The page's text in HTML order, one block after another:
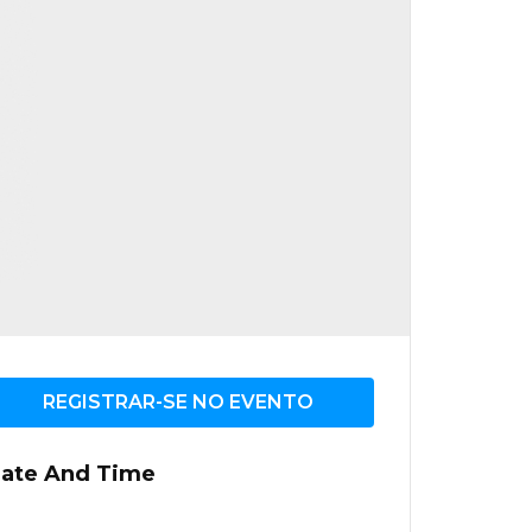
REGISTRAR-SE NO EVENTO
And Time